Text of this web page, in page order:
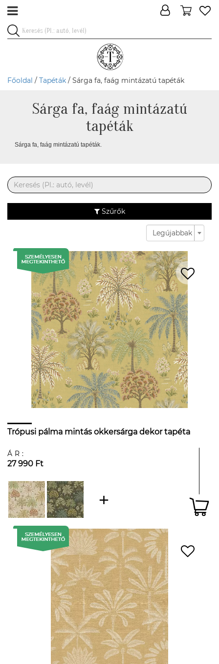
Főoldal / Tapéták / Sárga fa, faág mintázatú tapéták
Sárga fa, faág mintázatú
tapéták
Sárga fa, faág mintázatú tapéták.
Szűrők
Legújabbak
Trópusi pálma mintás okkersárga dekor tapéta
ÁR:
27 990 Ft